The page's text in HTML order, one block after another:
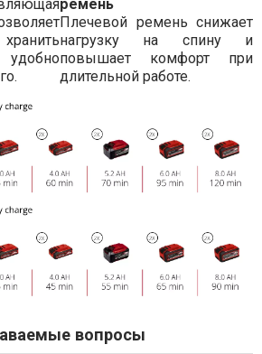
ремень
Плечевой ремень снижает
нагрузку на спину и
повышает комфорт при
длительной работе.
вопросы